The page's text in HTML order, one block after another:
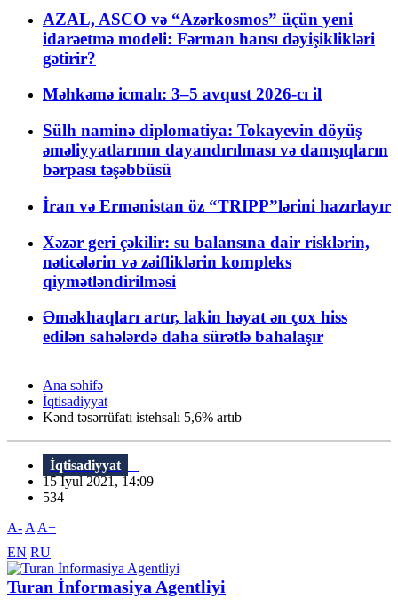
AZAL, ASCO və “Azərkosmos” üçün yeni
idarəetmə modeli: Fərman hansı dəyişiklikləri
gətirir?
Məhkəmə icmalı: 3–5 avqust 2026-cı il
Sülh naminə diplomatiya: Tokayevin döyüş
əməliyyatlarının dayandırılması və danışıqların
bərpası təşəbbüsü
İran və Ermənistan öz “TRIPP”lərini hazırlayır
Xəzər geri çəkilir: su balansına dair risklərin,
nəticələrin və zəifliklərin kompleks
qiymətləndirilməsi
Əməkhaqları artır, lakin həyat ən çox hiss
edilən sahələrdə daha sürətlə bahalaşır
Ana səhifə
İqtisadiyyat
Kənd təsərrüfatı istehsalı 5,6% artıb
İqtisadiyyat
15 İyul 2021, 14:09
534
A- A A+
EN RU
Turan İnformasiya Agentliyi